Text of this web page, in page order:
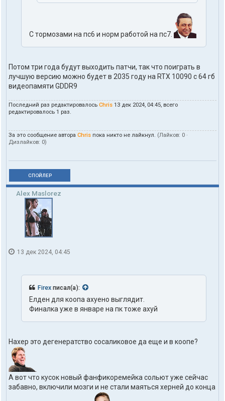
С тормозами на пс6 и норм работой на пс7.
Потом три года будут выходить патчи, так что поиграть в
лучшую версию можно будет в 2035 году на RTX 10090 c 64 гб
видеопамяти GDDR9
Последний раз редактировалось Chris 13 дек 2024, 04:45, всего
редактировалось 1 раз.
За это сообщение автора Chris пока никто не лайкнул. (Лайков: 0 ·
Дизлайков: 0)
СПОЙЛЕР
Alex Maslorez
13 дек 2024, 04:45
Firex писал(а):
Елден для коопа ахуено выглядит.
Финалка уже в январе на пк тоже ахуй
Нахер это дегенератство сосаликовое да еще и в коопе?
А вот что кусок новый фанфикоремейка сольют уже сейчас
забавно, включили мозги и не стали маяться херней до конца